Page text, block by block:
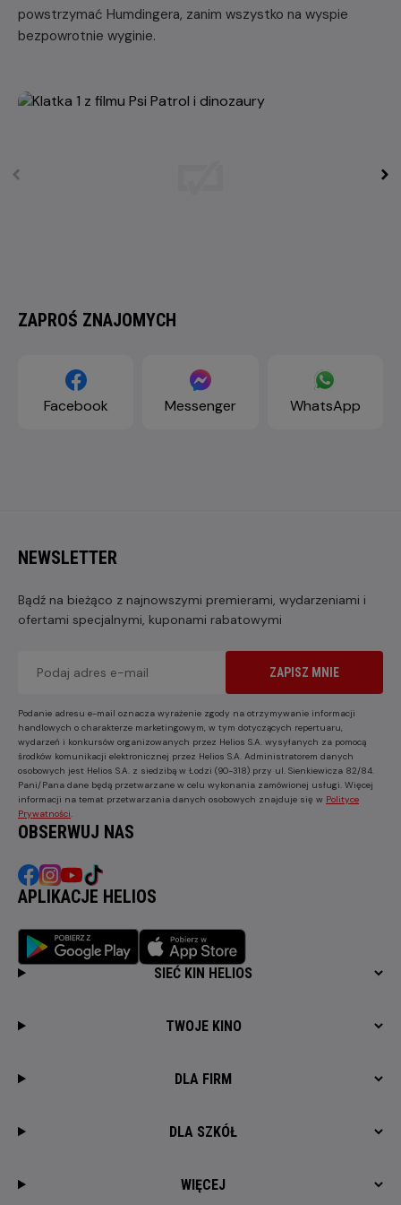
powstrzymać Humdingera, zanim wszystko na wyspie
bezpowrotnie wyginie.
ZAPROŚ ZNAJOMYCH
Facebook Messenger WhatsApp
NEWSLETTER
Bądź na bieżąco z najnowszymi premierami, wydarzeniami i
ofertami specjalnymi, kuponami rabatowymi
ZAPISZ MNIE
Podanie adresu e-mail oznacza wyrażenie zgody na otrzymywanie informacji
handlowych o charakterze marketingowym, w tym dotyczących repertuaru,
wydarzeń i konkursów organizowanych przez Helios S.A. wysyłanych za pomocą
środków komunikacji elektronicznej przez Helios S.A. Administratorem danych
osobowych jest Helios S.A. z siedzibą w Łodzi (90-318) przy ul. Sienkiewicza 82/84.
Pani/Pana dane będą przetwarzane w celu wykonania zamówionej usługi. Więcej
informacji na temat przetwarzania danych osobowych znajduje się w Polityce
Prywatności
OBSERWUJ NAS
APLIKACJE HELIOS
SIEĆ KIN HELIOS
TWOJE KINO
DLA FIRM
DLA SZKÓŁ
WIĘCEJ